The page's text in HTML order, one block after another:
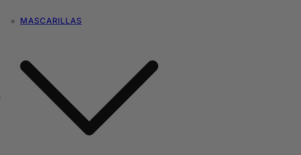
MASCARILLAS